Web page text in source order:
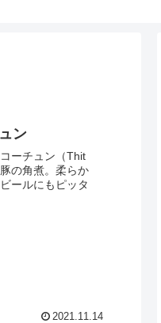
ン
ーチュン（Thit
の角煮。柔らか
ールにもピッタ
2021.11.14